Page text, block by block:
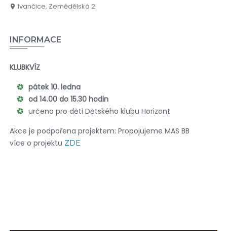
Ivančice, Zemědělská 2
INFORMACE
KLUBKVÍZ
pátek 10. ledna
od 14.00 do 15.30 hodin
určeno pro děti Dětského klubu Horizont
Akce je podpořena projektem: Propojujeme MAS BB
více o projektu ZDE